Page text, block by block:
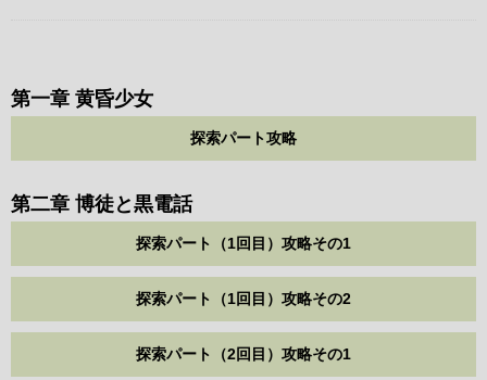
第一章 黄昏少女
探索パート攻略
第二章 博徒と黒電話
探索パート（1回目）攻略その1
探索パート（1回目）攻略その2
探索パート（2回目）攻略その1